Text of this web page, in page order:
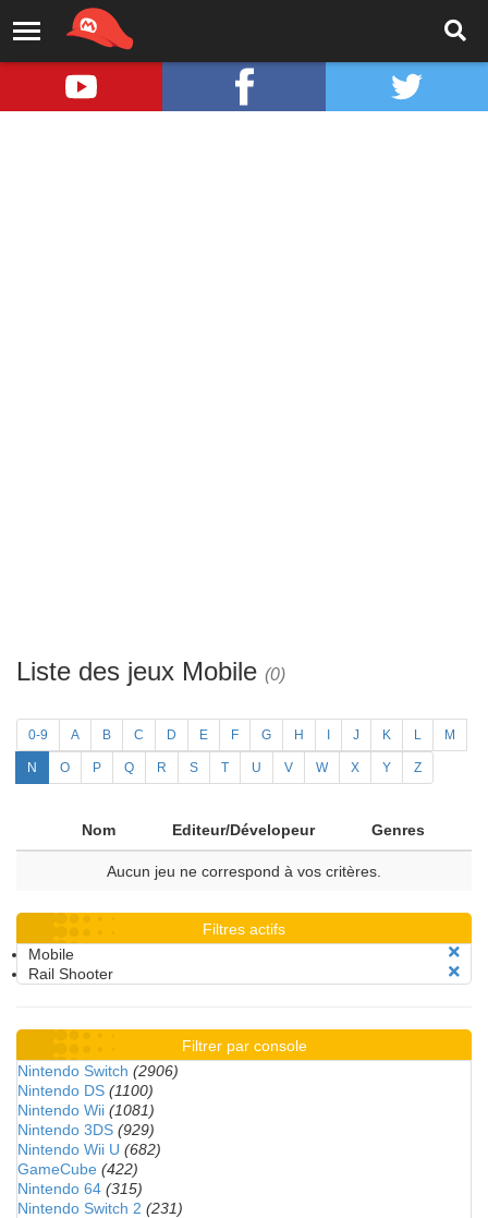
Liste des jeux Mobile (0)
0-9 A B C D E F G H J K L M
N O P Q R S T U V W X Y Z
Nom Editeur/Dévelopeur Genres
Aucun jeu ne correspond à vos critères.
Filtres actifs
Mobile
Rail Shooter
Filtrer par console
Nintendo Switch (2906)
Nintendo DS (1100)
Nintendo Wii (1081)
Nintendo 3DS (929)
Nintendo Wii U (682)
GameCube (422)
Nintendo 64 (315)
Nintendo Switch 2 (231)